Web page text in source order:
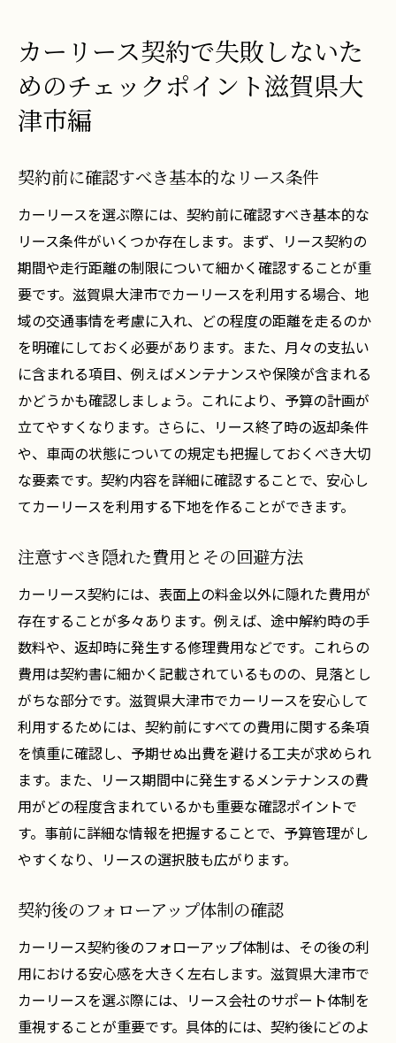
カーリース契約で失敗しないた
めのチェックポイント滋賀県大
津市編
契約前に確認すべき基本的なリース条件
カーリースを選ぶ際には、契約前に確認すべき基本的な
リース条件がいくつか存在します。まず、リース契約の
期間や走行距離の制限について細かく確認することが重
要です。滋賀県大津市でカーリースを利用する場合、地
域の交通事情を考慮に入れ、どの程度の距離を走るのか
を明確にしておく必要があります。また、月々の支払い
に含まれる項目、例えばメンテナンスや保険が含まれる
かどうかも確認しましょう。これにより、予算の計画が
立てやすくなります。さらに、リース終了時の返却条件
や、車両の状態についての規定も把握しておくべき大切
な要素です。契約内容を詳細に確認することで、安心し
てカーリースを利用する下地を作ることができます。
注意すべき隠れた費用とその回避方法
カーリース契約には、表面上の料金以外に隠れた費用が
存在することが多々あります。例えば、途中解約時の手
数料や、返却時に発生する修理費用などです。これらの
費用は契約書に細かく記載されているものの、見落とし
がちな部分です。滋賀県大津市でカーリースを安心して
利用するためには、契約前にすべての費用に関する条項
を慎重に確認し、予期せぬ出費を避ける工夫が求められ
ます。また、リース期間中に発生するメンテナンスの費
用がどの程度含まれているかも重要な確認ポイントで
す。事前に詳細な情報を把握することで、予算管理がし
やすくなり、リースの選択肢も広がります。
契約後のフォローアップ体制の確認
カーリース契約後のフォローアップ体制は、その後の利
用における安心感を大きく左右します。滋賀県大津市で
カーリースを選ぶ際には、リース会社のサポート体制を
重視することが重要です。具体的には、契約後にどのよ